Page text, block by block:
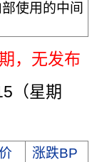
使用的中间
，无发布
（星期
涨跌BP